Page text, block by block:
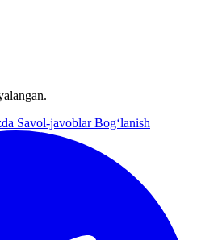
Savol-javoblarBog‘lanish